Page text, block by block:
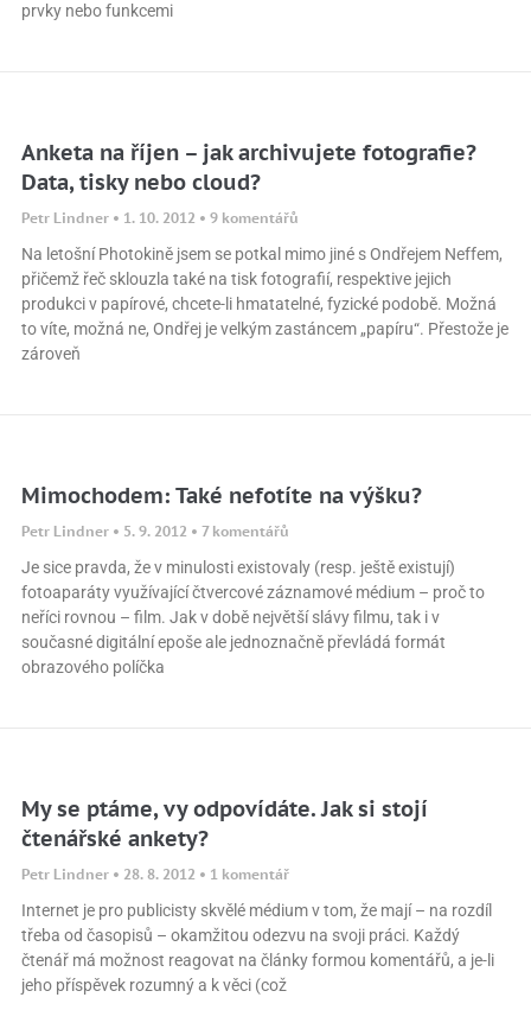
prvky nebo funkcemi
Anketa na říjen – jak archivujete fotografie?
Data, tisky nebo cloud?
Petr Lindner 1. 10. 2012 9 komentářů
Na letošní Photokině jsem se potkal mimo jiné s Ondřejem Neffem,
přičemž řeč sklouzla také na tisk fotografií, respektive jejich
produkci v papírové, chcete-li hmatatelné, fyzické podobě. Možná
to víte, možná ne, Ondřej je velkým zastáncem „papíru“. Přestože je
zároveň
Mimochodem: Také nefotíte na výšku?
Petr Lindner 5. 9. 2012 7 komentářů
Je sice pravda, že v minulosti existovaly (resp. ještě existují)
fotoaparáty využívající čtvercové záznamové médium – proč to
neříci rovnou – film. Jak v době největší slávy filmu, tak i v
současné digitální epoše ale jednoznačně převládá formát
obrazového políčka
My se ptáme, vy odpovídáte. Jak si stojí
čtenářské ankety?
Petr Lindner 28. 8. 2012 1 komentář
Internet je pro publicisty skvělé médium v tom, že mají – na rozdíl
třeba od časopisů – okamžitou odezvu na svoji práci. Každý
čtenář má možnost reagovat na články formou komentářů, a je-li
jeho příspěvek rozumný a k věci (což